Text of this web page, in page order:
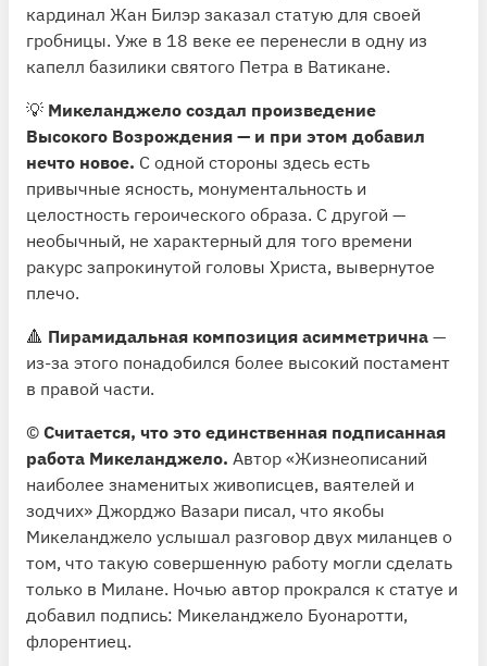
кардинал Жан Билэр заказал статую для своей
гробницы. Уже в 18 веке ее перенесли в одну из
капелл базилики святого Петра в Ватикане.
💡 Микеланджело создал произведение
Высокого Возрождения — и при этом добавил
нечто новое. С одной стороны здесь есть
привычные ясность, монументальность и
целостность героического образа. С другой —
необычный, не характерный для того времени
ракурс запрокинутой головы Христа, вывернутое
плечо.
🔺 Пирамидальная композиция асимметрична —
из-за этого понадобился более высокий постамент
в правой части.
©️ Считается, что это единственная подписанная
работа Микеланджело. Автор «Жизнеописаний
наиболее знаменитых живописцев, ваятелей и
зодчих» Джорджо Вазари писал, что якобы
Микеланджело услышал разговор двух миланцев о
том, что такую совершенную работу могли сделать
только в Милане. Ночью автор прокрался к статуе и
добавил подпись: Микеланджело Буонаротти,
флорентиец.